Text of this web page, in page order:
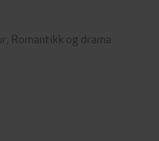
Romantikk og drama